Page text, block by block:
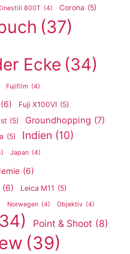
800T (4) Corona (5)
(37)
Ecke (34)
Fujifilm (4)
(6) Fuji X100VI (5)
(5) Groundhopping (7)
(5) Indien (10)
Japan (4)
(6)
(6) Leica M11 (5)
Norwegen (4) Objektiv (4)
Point & Shoot (8)
(39)